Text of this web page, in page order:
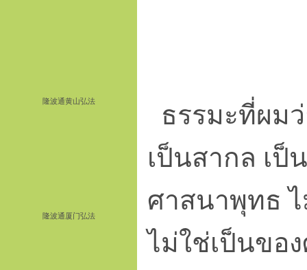
隆波通黄山弘法
隆波通厦门弘法
ธรรมะที่ผม
เป็นสากล เป็
ศาสนาพุทธ
ไม่ใช่เป็นขอ